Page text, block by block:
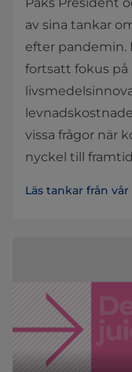
av sina tankar
efter pandemin.
fortsatt fokus på
vissa frågor när
nyckel till
Läs tankar från vår